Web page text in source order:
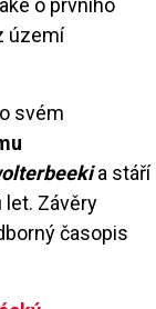
o prvního
území
svém
a stáří
let. Závěry
časopis